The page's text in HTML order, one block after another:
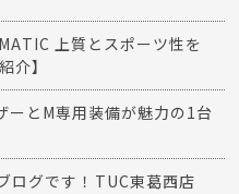
上質とスポーツ性を
介】
とM専用装備が魅力の1台
ログです！TUC東葛西店